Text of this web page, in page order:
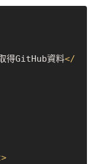
得GitHub資料</
>